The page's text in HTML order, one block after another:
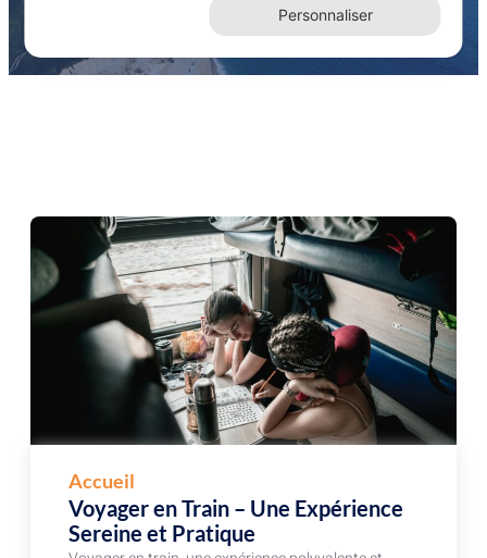
Accueil
Voyager en Train – Une Expérience
Sereine et Pratique
Personnaliser